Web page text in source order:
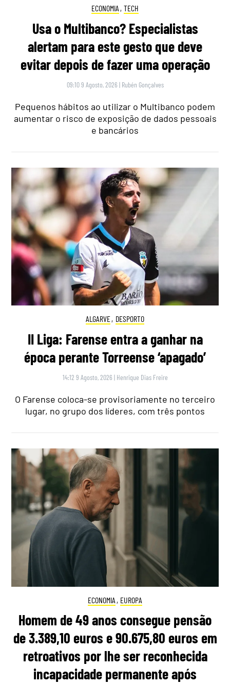
ECONOMIA , TECH
Usa o Multibanco? Especialistas
alertam para este gesto que deve
evitar depois de fazer uma operação
09:10 9 Agosto, 2026 | Rubén Gonçalves
Pequenos hábitos ao utilizar o Multibanco podem
aumentar o risco de exposição de dados pessoais
e bancários
ALGARVE, DESPORTO
II Liga: Farense entra a ganhar na
época perante Torreense ‘apagado’
14:12 9 Agosto, 2026 | Henrique Dias Freire
O Farense coloca-se provisoriamente no terceiro
lugar, no grupo dos líderes, com três pontos
ECONOMIA , EUROPA
Homem de 49 anos consegue pensão
de 3.389,10 euros e 90.675,80 euros em
retroativos por lhe ser reconhecida
incapacidade permanente após